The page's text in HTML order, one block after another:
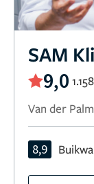
SAM
9,0
Van der
8,9